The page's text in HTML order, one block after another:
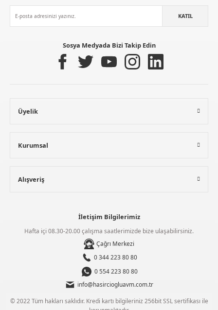
Güvenli Paketleme Taksit / Havale İle Alışveriş Kolay İade & Değişim
KATIL
Sosya Medyada Bizi Takip Edin
Üyelik
Kurumsal
Alışveriş
İletişim Bilgilerimiz
Hafta içi 08.30-20.00 çalışma saatlerimizde bize ulaşabilirsiniz.
Çağrı Merkezi
0 344 223 80 80
0 554 223 80 80
info@hasirciogluavm.com.tr
© 2022 Tüm hakları saklıdır. Kredi kartı bilgileriniz 256bit SSL sertifikası ile